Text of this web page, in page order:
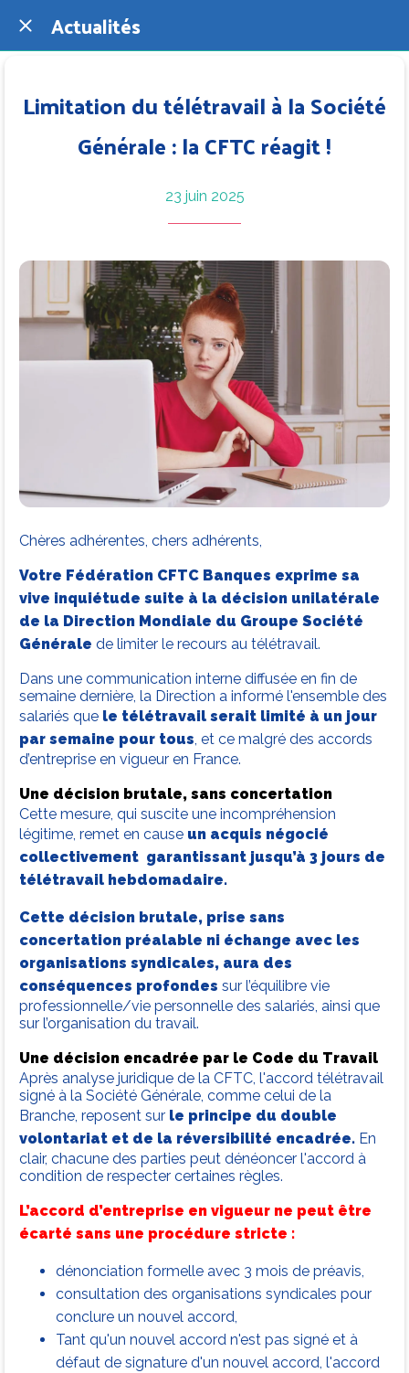
Actualités
Limitation du télétravail à la Société
Générale : la CFTC réagit !
23 juin 2025
Chères adhérentes, chers adhérents,
Votre Fédération CFTC Banques exprime sa
vive inquiétude suite à la décision unilatérale
de la Direction Mondiale du Groupe Société
Générale de limiter le recours au télétravail.
Dans une communication interne diffusée en fin de
semaine dernière, la Direction a informé l'ensemble des
salariés que le télétravail serait limité à un jour
par semaine pour tous, et ce malgré des accords
d’entreprise en vigueur en France.
Une décision brutale, sans concertation
Cette mesure, qui suscite une incompréhension
légitime, remet en cause un acquis négocié
collectivement garantissant jusqu’à 3 jours de
télétravail hebdomadaire.
Cette décision brutale, prise sans
concertation préalable ni échange avec les
organisations syndicales, aura des
conséquences profondes sur l’équilibre vie
professionnelle/vie personnelle des salariés, ainsi que
sur l’organisation du travail.
Une décision encadrée par le Code du Travail
Après analyse juridique de la CFTC, l'accord télétravail
signé à la Société Générale, comme celui de la
Branche, reposent sur le principe du double
volontariat et de la réversibilité encadrée. En
clair, chacune des parties peut dénéoncer l'accord à
condition de respecter certaines règles.
L’accord d’entreprise en vigueur ne peut être
écarté sans une procédure stricte :
dénonciation formelle avec 3 mois de préavis,
consultation des organisations syndicales pour
conclure un nouvel accord,
Tant qu'un nouvel accord n'est pas signé et à
défaut de signature d'un nouvel accord, l'accord